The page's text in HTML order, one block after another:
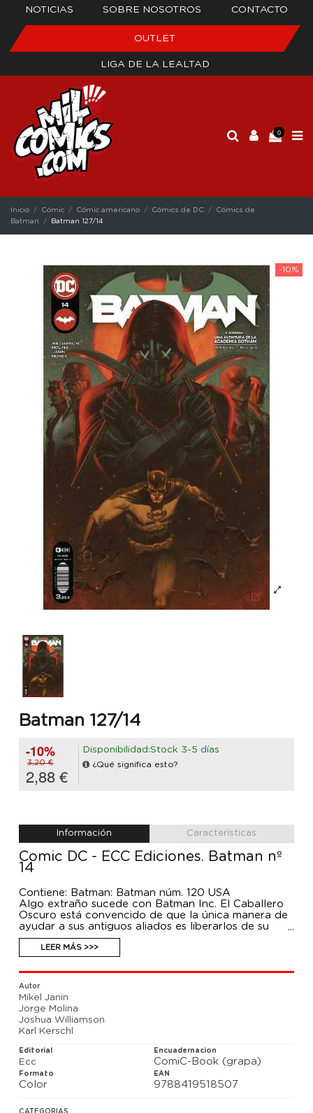
NOTICIAS SOBRE NOSOTROS CONTACTO
OUTLET
LIGA DE LA LEALTAD
0
Inicio Cómic Cómic americano Cómics de DC
Cómics de
Batman
Batman 127/14
-10%
Batman 127/14
-10%
3,20 €
2,88 €
Disponibilidad:Stock 3-5 días
¿Qué significa esto?
Información Características
Comic DC - ECC Ediciones. Batman nº
14
Contiene: Batman: Batman núm. 120 USA
Algo extraño sucede con Batman Inc. El Caballero
Oscuro está convencido de que la única manera de
ayudar a sus antiguos aliados es liberarlos de su
prisión... ¡aunque ellos no quieren el auxilio de su
antiguo líder! ¿Quién maneja los hilos de Batman
Inc.? ¿Quién es Abismo?
LEER MÁS >>>
Autor
Mikel Janin
Jorge Molina
Joshua Williamson
Karl Kerschl
Editorial
Ecc
Encuadernacion
ComiC-Book (grapa)
Formato
Color
EAN
9788419518507